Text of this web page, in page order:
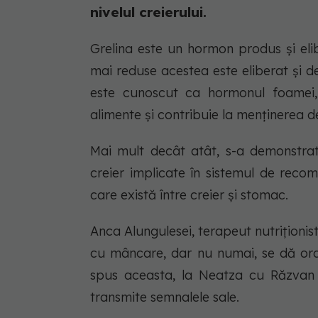
nivelul creierului.
Grelina este un hormon produs și
mai reduse acestea este eliberat și
este cunoscut ca hormonul
alimente și contribuie la menținerea
Mai mult decât atât, s-a
creier implicate în sistemul de
care există între creier și stomac.
Anca Alungulesei, terapeut
cu mâncare, dar nu numai, se dă
spus aceasta, la Neatza cu
transmite semnalele sale.